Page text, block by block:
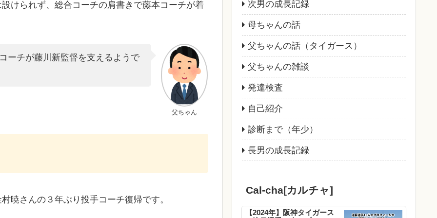
けられず、総合コーチの肩書きで藤本コーチが着
父ちゃん
ーチが藤川新監督を支えるようで
暁さんの３年ぶり投手コーチ復帰です。
次男の成長記録
母ちゃんの話
父ちゃんの話（タイガース）
父ちゃんの雑談
発達検査
自己紹介
診断まで（年少）
長男の成長記録
Cal-cha[カルチャ]
【2024年】阪神タイガース